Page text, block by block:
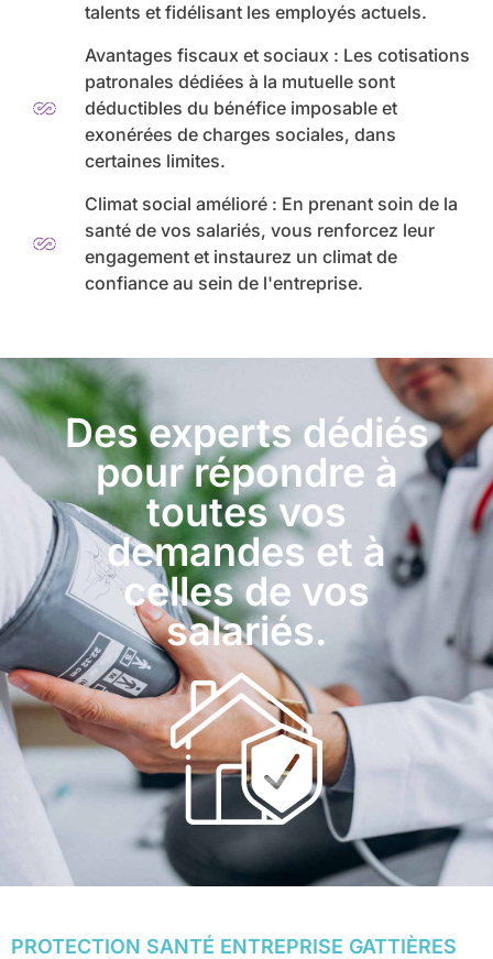
talents et fidélisant les employés actuels.
Avantages fiscaux et sociaux : Les cotisations
patronales dédiées à la mutuelle sont
déductibles du bénéfice imposable et
exonérées de charges sociales, dans
certaines limites.
Climat social amélioré : En prenant soin de la
santé de vos salariés, vous renforcez leur
engagement et instaurez un climat de
confiance au sein de l'entreprise.
Des experts dédiés
pour répondre à
toutes vos
demandes et à
celles de vos
salariés.
PROTECTION SANTÉ ENTREPRISE GATTIÈRES